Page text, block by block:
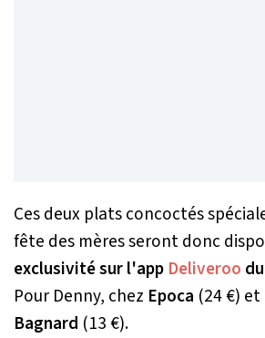
Ces deux plats concoctés
fête des mères seront donc
exclusivité sur l'app Deliveroo
Pour Denny, chez Epoca (24 €)
Bagnard (13 €).